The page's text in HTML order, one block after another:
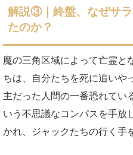
解説③｜終盤、なぜサ
たのか？
魔の三角区域によって亡霊と
ちは、自分たちを死に追いや
主だった人間の一番恐れてい
いう不思議なコンパスを手放
かれ、ジャックたちの行く手